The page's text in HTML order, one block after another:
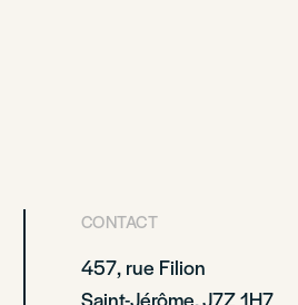
CONTACT
457, rue Filion
Saint-Jérôme, J7Z 1H7